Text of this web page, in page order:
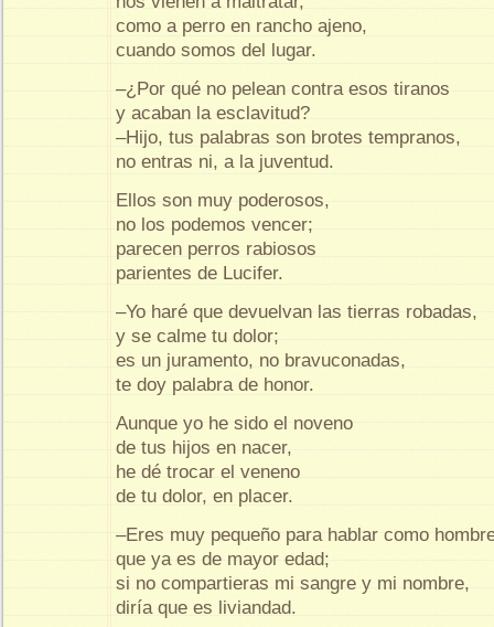
como a perro en rancho ajeno,
cuando somos del lugar.
–¿Por qué no pelean contra esos tiranos
y acaban la esclavitud?
–Hijo, tus palabras son brotes tempranos,
no entras ni, a la juventud.
Ellos son muy poderosos,
no los podemos vencer;
parecen perros rabiosos
parientes de Lucifer.
–Yo haré que devuelvan las tierras robadas,
y se calme tu dolor;
es un juramento, no bravuconadas,
te doy palabra de honor.
Aunque yo he sido el noveno
de tus hijos en nacer,
he dé trocar el veneno
de tu dolor, en placer.
–Eres muy pequeño para hablar como
que ya es de mayor edad;
si no compartieras mi sangre y mi nombre,
diría que es liviandad.